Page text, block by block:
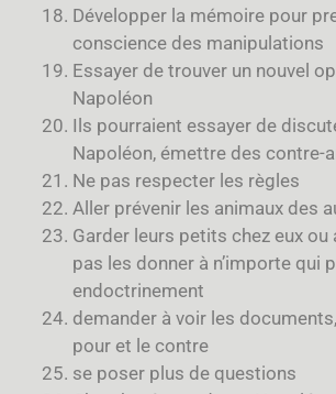
Développer la mémoire pour
conscience des manipulations
Essayer de trouver un nouvel
Napoléon
Ils pourraient essayer de
Napoléon, émettre des contre-
Ne pas respecter les règles
Aller prévenir les animaux des
Garder leurs petits chez eux ou
pas les donner à n’importe qui
endoctrinement
demander à voir les
pour et le contre
se poser plus de questions